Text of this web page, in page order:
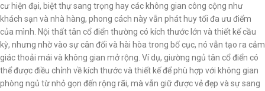
cư hiện đại, biệt thự sang trọng hay các không gian công cộng như
khách sạn và nhà hàng, phong cách này vẫn phát huy tối đa ưu điểm
của mình. Nội thất tân cổ điển thường có kích thước lớn và thiết kế cầu
kỳ, nhưng nhờ vào sự cân đối và hài hòa trong bố cục, nó vẫn tạo ra cảm
giác thoải mái và không gian mở rộng. Ví dụ, giường ngủ tân cổ điển có
thể được điều chỉnh về kích thước và thiết kế để phù hợp với không gian
phòng ngủ từ nhỏ gọn đến rộng rãi, mà vẫn giữ được vẻ đẹp và sự sang